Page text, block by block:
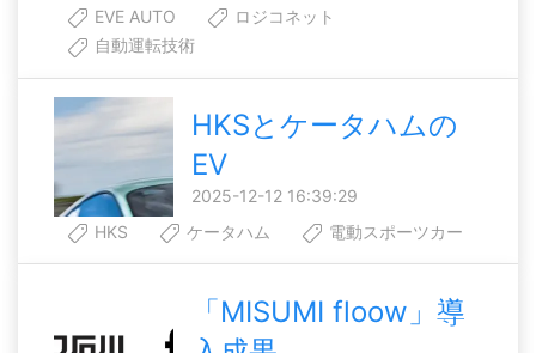
EVE AUTO
ロジコネット
自動運転技術
HKSとケータハムの
EV
2025-12-12 16:39:29
HKS
ケータハム 電動スポーツカー
「MISUMI floow」導